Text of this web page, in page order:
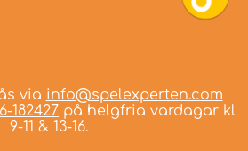
via info@spelexperten.com
182427 på helgfria vardagar kl
9-11 & 13-16.